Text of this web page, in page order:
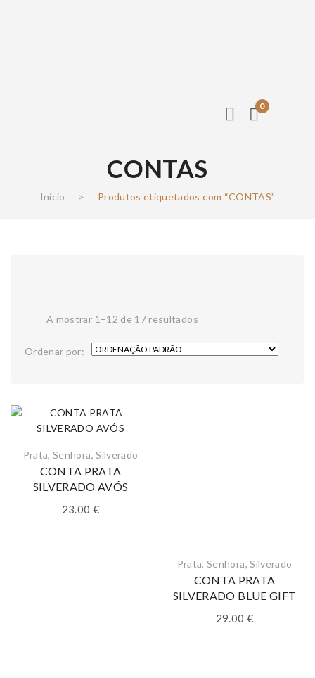
0
CONTAS
Início > Produtos etiquetados com “CONTAS”
A mostrar 1–12 de 17 resultados
Ordenar por:
Prata,Senhora,Silverado
CONTA PRATA
SILVERADO AVÓS
23.00 €
Prata,Senhora,Silverado
CONTA PRATA
SILVERADO BLUE GIFT
29.00 €